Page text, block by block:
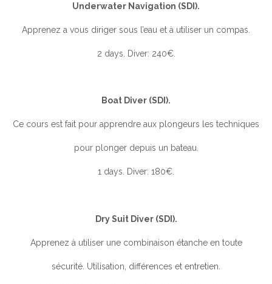
Underwater Navigation (SDI).
Apprenez a vous diriger sous l’eau et à utiliser un compas.
2 days. Diver: 240€.
Boat Diver (SDI).
Ce cours est fait pour apprendre aux plongeurs les techniques
pour plonger depuis un bateau.
1 days. Diver: 180€.
Dry Suit Diver (SDI).
Apprenez à utiliser une combinaison étanche en toute
sécurité. Utilisation, différences et entretien.